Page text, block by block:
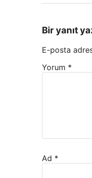
Bir yanıt
E-posta
Yorum *
Ad *